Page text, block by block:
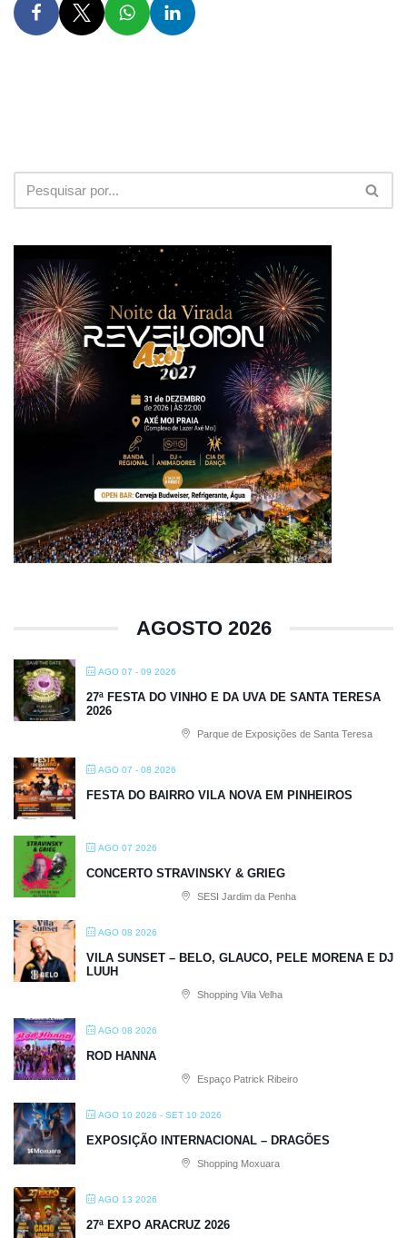
AGOSTO 2026
AGO 07 - 09 2026
27ª FESTA DO VINHO E DA UVA DE SANTA TERESA
2026
Parque de Exposições de Santa Teresa
AGO 07 - 08 2026
FESTA DO BAIRRO VILA NOVA EM PINHEIROS
AGO 07 2026
CONCERTO STRAVINSKY & GRIEG
SESI Jardim da Penha
AGO 08 2026
VILA SUNSET – BELO, GLAUCO, PELE MORENA E DJ
LUUH
Shopping Vila Velha
AGO 08 2026
ROD HANNA
Espaço Patrick Ribeiro
AGO 10 2026 - SET 10 2026
EXPOSIÇÃO INTERNACIONAL – DRAGÕES
Shopping Moxuara
AGO 13 2026
27ª EXPO ARACRUZ 2026